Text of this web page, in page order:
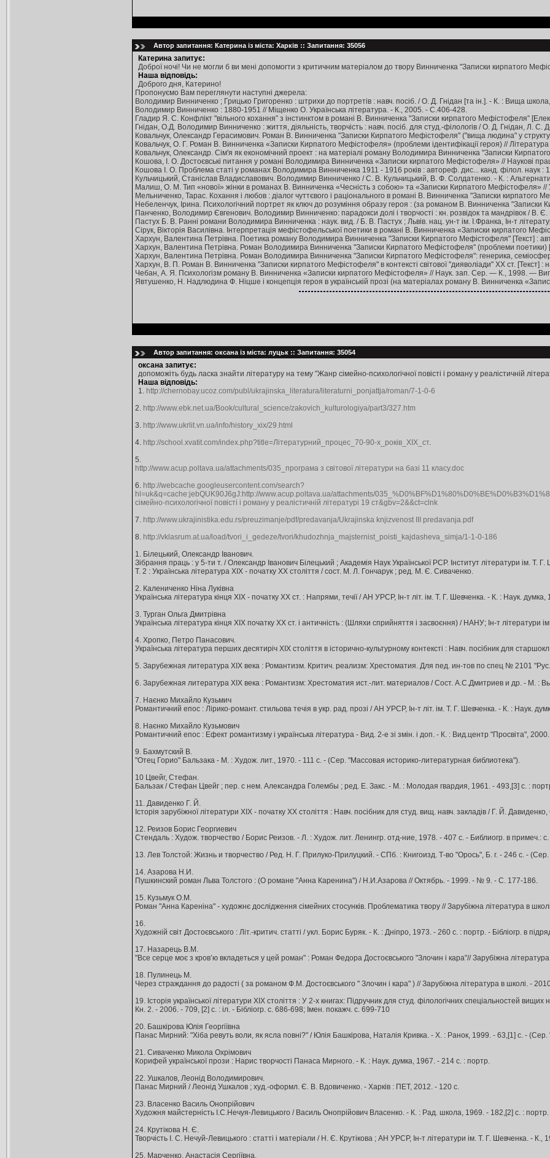
Автор запитання: Катерина із міста: Харків :: Запитання: 35056
Катерина запитує:
Доброї ночі! Чи не могли б ви мені допомогти з критичним матеріалом до твору Винниченка "Записки кирпатого
Наша відповідь:
Доброго дня, Катерино!
Пропонуємо Вам переглянути наступні джерела:
Володимир Винниченко ; Грицько Григоренко : штрихи до портретів : навч. посіб. / О. Д. Гнідан [та ін.]. - К. : Вища
Володимир Винниченко : 1880-1951 // Міщенко О. Українська література. - К., 2005. - С.406-428.
Гладир Я. С. Конфлікт "вільного кохання” з інстинктом в романі В. Винниченка "Записки кирпатого Мефістофеля”
Гнідан, О.Д. Володимир Винниченко : життя, діяльність, творчість : навч. посіб. для студ.-філологів / О. Д. Гнідан, Л.
Ковальчук, Олександр Герасимович. Роман В. Винниченка "Записки Кирпатого Мефістофеля" ("вища людина" у
Ковальчук, О. Г. Роман В. Винниченка «Записки Кирпатого Мефістофеля» (проблеми ідентифікації героя) //
Ковальчук, Олександр. Сім'я як економічний проект : на матеріалі роману Володимира Винниченка "Записки
Кошова, І. О. Достоєвські питання у романі Володимира Винниченка «Записки кирпатого Мефістофеля» // Наукові
Кошова І. О. Проблема статі у романах Володимира Винниченка 1911 - 1916 років : автореф. дис... канд. філол. наук
Кульчицький, Станіслав Владиславович. Володимир Винниченко / С. В. Кульчицький, В. Ф. Солдатенко. - К. :
Малиш, О. М. Тип «нової» жінки в романах В. Винниченка «Чесність з собою» та «Записки Кирпатого Мефістофеля»
Мельниченко, Тарас. Кохання і любов : діалог чуттєвого і раціонального в романі В. Винниченка "Записки
Небеленчук, Ірина. Психологічний портрет як ключ до розуміння образу героя : (за романом В. Винниченка
Панченко, Володимир Євгенович. Володимир Винниченко: парадокси долі і творчості : кн. розвідок та мандрівок /
Пастух Б. В. Ранні романи Володимира Винниченка : наук. вид. / Б. В. Пастух ; Львів. нац. ун-т ім. І.Франка, Ін-т
Сірук, Вікторія Василівна. Інтерпретація мефістофельської поетики в романі В. Винниченка «Записки кирпатого
Хархун, Валентина Петрівна. Поетика роману Володимира Винниченка "Записки Кирпатого Мефістофеля" [Текст] :
Хархун, Валентина Петрівна. Роман Володимира Винниченка "Записки Кирпатого Мефістофеля" (проблеми поетики)
Хархун, Валентина Петрівна. Роман Володимира Винниченка "Записки Кирпатого Мефістофеля": генерика,
Хархун, В. П. Роман В. Винниченка "Записки кирпатого Мефістофеля" в контексті світової "дияволіади" ХХ ст. [Текст] :
Чебан, А. Я. Психологізм роману В. Винниченка «Записки кирпатого Мефістофеля» // Наук. зап. Сер. — К., 1998. — Вип.
Явтушенко, Н. Надлюдина Ф. Ніцше і концепція героя в українській прозі (на матеріалах роману В. Винниченка
Автор запитання: оксана із міста: луцьк :: Запитання: 35054
оксана запитує:
допоможіть будь ласка знайти літературу на тему "Жанр сімейно-психологічної повісті і роману у реалістичній
Наша відповідь:
1. http://chernobay.ucoz.com/publ/ukrajinska_literatura/literaturni_ponjattja/roman/7-1-0-6
2. http://www.ebk.net.ua/Book/cultural_science/zakovich_kulturologiya/part3/327.htm
3. http://www.ukrlit.vn.ua/info/history_xix/29.html
4. http://school.xvatit.com/index.php?title=Літературний_процес_70-90-х_років_ХІХ_ст.
5.
http://www.acup.poltava.ua/attachments/035_програма з світової літератури на базі 11 класу.doc
6. http://webcache.googleusercontent.com/search?
hl=uk&q=cache:jebQUK90J6gJ:http://www.acup.poltava.ua/attachments/
сімейно-психологічної повісті і роману у реалістичній літературі 19 ст&gbv=2&&ct=clnk
7. http://www.ukrajinistika.edu.rs/preuzimanje/pdf/predavanja/Ukrajinska knjizvenost III predavanja.pdf
8. http://vklasrum.at.ua/load/tvori_i_gedeze/tvori/khudozhnja_majsternist_poisti_kajdasheva_simja/1-1-0-186
1. Білецький, Олександр Іванович.
Зібрання праць : у 5-ти т. / Олександр Іванович Білецький ; Академія Наук Української РСР. Інститут літератури ім. Т.
Т. 2 : Українська література ХІХ - початку ХХ століття / сост. М. Л. Гончарук ; ред. М. Є. Сиваченко.
2. Калениченко Ніна Луківна
Українська література кінця ХІХ - початку ХХ ст. : Напрями, течії / АН УРСР, Ін-т літ. ім. Т. Г. Шевченка. - К. : Наук. думка,
3. Турган Ольга Дмитрівна
Українська література кінця ХIХ початку ХХ ст. і античність : (Шляхи сприйняття і засвоєння) / НАНУ; Ін-т літератури
4. Хропко, Петро Панасович.
Українська література перших десятиріч ХІХ століття в історично-культурному контексті : Навч. посібник для
5. Зарубежная литература ХIХ века : Романтизм. Критич. реализм: Хрестоматия. Для пед. ин-тов по спец № 2101
6. Зарубежная литература ХIХ века : Романтизм: Хрестоматия ист.-лит. материалов / Сост. А.С.Дмитриев и др. - М. :
7. Наєнко Михайло Кузьмич
Романтичний епос : Лірико-романт. стильова течія в укр. рад. прозі / АН УРСР, Ін-т літ. ім. Т. Г. Шевченка. - К. : Наук.
8. Наєнко Михайло Кузьмович
Романтичний епос : Ефект романтизму і українська література - Вид. 2-е зі змін. і доп. - К. : Вид.центр "Просвіта", 2000.
9. Бахмутский В.
"Отец Горио" Бальзака - М. : Худож. лит., 1970. - 111 с. - (Сер. "Массовая историко-литературная библиотека").
10 Цвейг, Стефан.
Бальзак / Стефан Цвейг ; пер. с нем. Александра Голембы ; ред. Е. Закс. - М. : Молодая гвардия, 1961. - 493,[3] с. :
11. Давиденко Г. Й.
Історія зарубіжної літератури XІХ - початку ХХ століття : Навч. посібник для студ. вищ. навч. закладів / Г. Й.
12. Реизов Борис Георгиевич
Стендаль : Худож. творчество / Борис Реизов. - Л. : Худож. лит. Ленингр. отд-ние, 1978. - 407 с. - Библиогр. в примеч.:
13. Лев Толстой: Жизнь и творчество / Ред. Н. Г. Прилуко-Прилуцкий. - СПб. : Книгоизд. Т-во "Орось", Б. г. - 246 с. -
14. Азарова Н.И.
Пушкинский роман Льва Толстого : (О романе "Анна Каренина") / Н.И.Азарова // Октябрь. - 1999. - № 9. - С. 177-186.
15. Кузьмук О.М.
Роман "Анна Кареніна" - художнє дослідження сімейних стосунків. Проблематика твору // Зарубіжна література в
16.
Художній світ Достоєвського : Літ.-критич. статті / укл. Борис Буряк. - К. : Дніпро, 1973. - 260 с. : портр. - Бiблiогр. в
17. Назарець В.М.
"Все серце моє з кров’ю вкладеться у цей роман" : Роман Федора Достоєвського "Злочин і кара"// Зарубіжна
18. Пулинець М.
Через страждання до радості ( за романом Ф.М. Достоєвського " Злочин і кара" ) // Зарубіжна література в школі. -
19. Історія української літератури ХІХ століття : У 2-х книгах: Підручник для студ. філологічних спеціальностей
Кн. 2. - 2006. - 709, [2] с. : іл. - Бібліогр. с. 686-698; Імен. покажч. с. 699-710
20. Башкірова Юлія Георгіївна
Панас Мирний: "Хіба ревуть воли, як ясла повні?" / Юлія Башкірова, Наталія Кривка. - Х. : Ранок, 1999. - 63,[1] с. -
21. Сиваченко Микола Охрімович
Корифей української прози : Нарис творчості Панаса Мирного. - К. : Наук. думка, 1967. - 214 с. : портр.
22. Ушкалов, Леонід Володимирович.
Панас Мирний / Леонід Ушкалов ; худ.-оформл. Є. В. Вдовиченко. - Харків : ПЕТ, 2012. - 120 с.
23. Власенко Василь Онопрійович
Художня майстерність І.С.Нечуя-Левицького / Василь Онопрійович Власенко. - К. : Рад. школа, 1969. - 182,[2] с. : портр.
24. Крутікова Н. Є.
Творчість І. С. Нечуй-Левицького : статті і матеріали / Н. Є. Крутікова ; АН УРСР, Ін-т літератури ім. Т. Г. Шевченка. - К.,
25. Марченко, Анастасія Сергіївна.